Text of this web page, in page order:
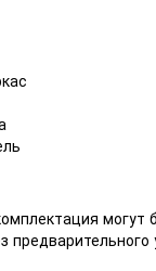
могут